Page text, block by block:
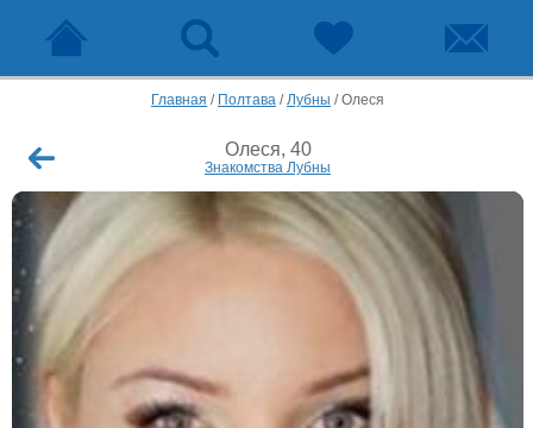
Главная / Полтава /Лубны /Олеся
Олеся, 40
Знакомства Лубны